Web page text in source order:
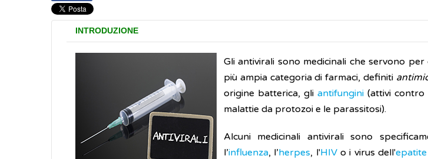
INTRODUZIONE
Gli antivirali sono medicinali che servono
più ampia categoria di farmaci, definiti
origine batterica, gli antifungini (attivi contro
malattie da protozoi e le parassitosi).
Alcuni medicinali antivirali sono
l’influenza, l’herpes, l'HIVo i virus dell'